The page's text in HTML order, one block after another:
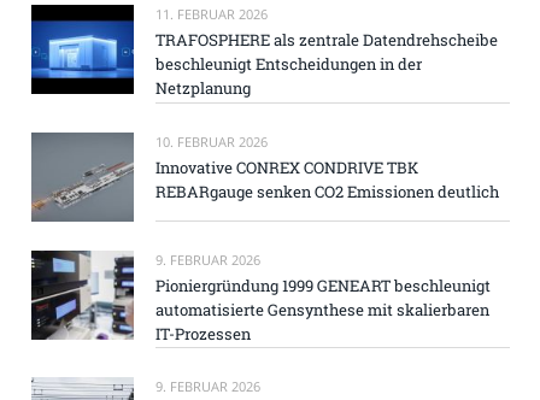
11. FEBRUAR 2026
TRAFOSPHERE als zentrale Datendrehscheibe
beschleunigt Entscheidungen in der
Netzplanung
10. FEBRUAR 2026
Innovative CONREX CONDRIVE TBK
REBARgauge senken CO2 Emissionen deutlich
9. FEBRUAR 2026
Pioniergründung 1999 GENEART beschleunigt
automatisierte Gensynthese mit skalierbaren
IT-Prozessen
9. FEBRUAR 2026